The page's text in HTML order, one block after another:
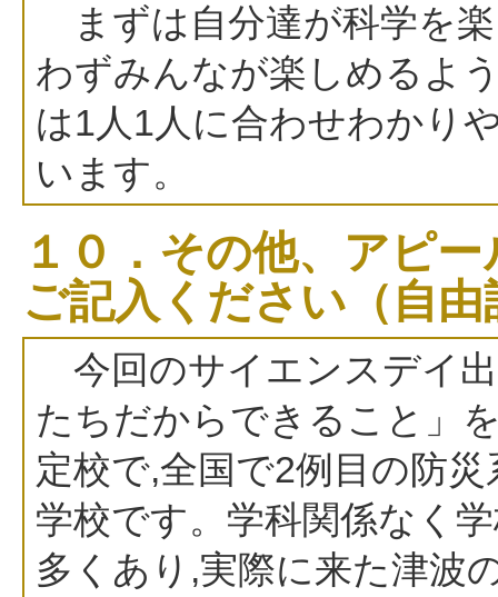
まずは自分達が科学を
わずみんなが楽しめるよ
は1人1人に合わせわかり
います。
１０．その他、アピ
ご記入ください（自由
今回のサイエンスデイ
たちだからできること」
定校で,全国で2例目の防
学校です。学科関係なく
多くあり,実際に来た津波